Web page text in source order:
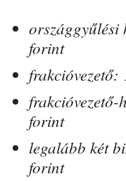
forint
forint
legalább két
forint